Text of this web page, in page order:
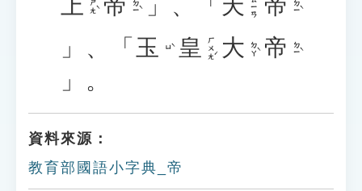
上 ㄕㄤˋ 帝 ㄉㄧˋ 」、「 天 ㄊㄧㄢ 帝 ㄉㄧˋ
」、「 玉 ㄩˋ 皇 ㄏㄨㄤˊ 大 ㄉㄚˋ 帝 ㄉㄧˋ
」。
資料來源：
教育部國語小字典_帝